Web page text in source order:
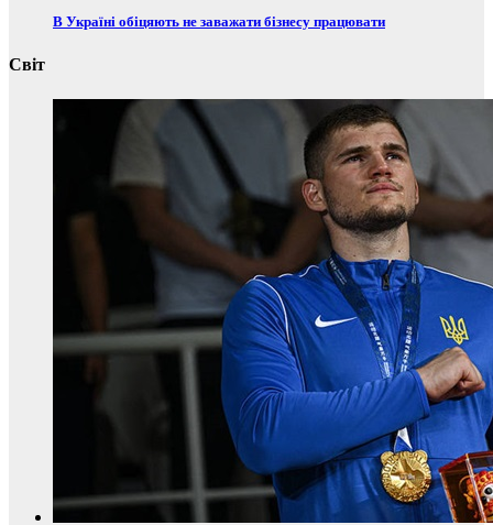
В Україні обіцяють не заважати бізнесу працювати
Світ